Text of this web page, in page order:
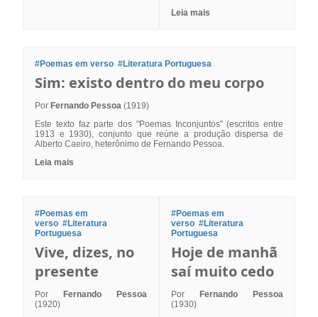
Leia mais
#Poemas em verso #Literatura Portuguesa
Sim: existo dentro do meu corpo
Por Fernando Pessoa (1919)
Este texto faz parte dos "Poemas Inconjuntos" (escritos entre
1913 e 1930), conjunto que reúne a produção dispersa de
Alberto Caeiro, heterônimo de Fernando Pessoa.
Leia mais
#Poemas em
verso #Literatura
Portuguesa
Vive, dizes, no
presente
Por
Fernando Pessoa
(1920)
#Poemas em
verso #Literatura
Portuguesa
Hoje de manhã
saí muito cedo
Por
Fernando Pessoa
(1930)